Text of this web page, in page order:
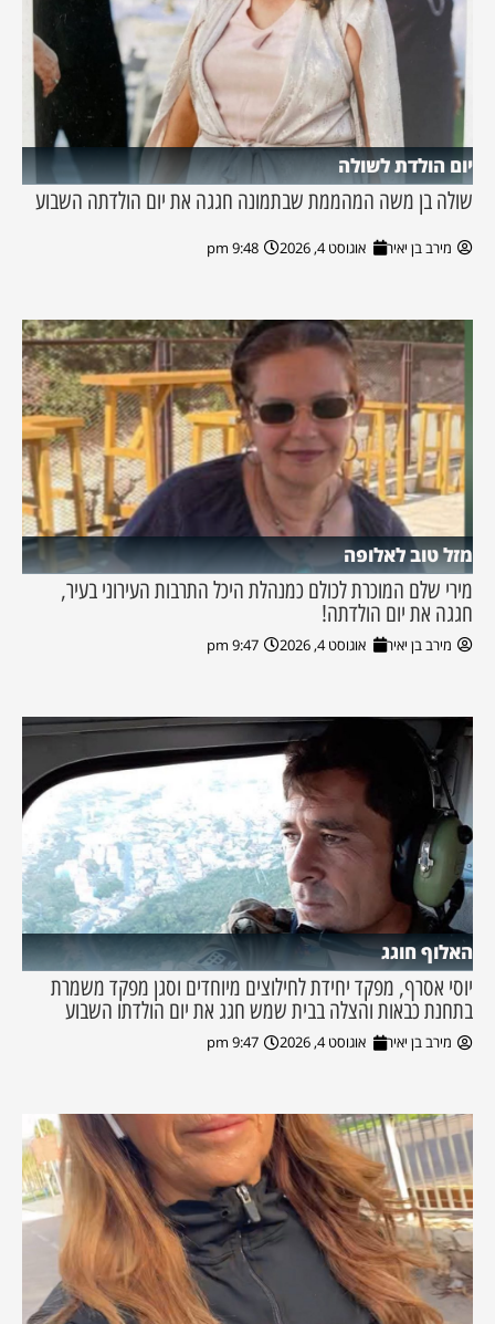
יום הולדת לשולה
שולה בן משה המהממת שבתמונה חגגה את יום הולדתה השבוע
מירב בן יאיר אוגוסט 4, 2026 9:48 pm
מזל טוב לאלופה
מירי שלם המוכרת לכולם כמנהלת היכל התרבות העירוני בעיר,
חגגה את יום הולדתה!
מירב בן יאיר אוגוסט 4, 2026 9:47 pm
האלוף חוגג
יוסי אסרף, מפקד יחידת לחילוצים מיוחדים וסגן מפקד משמרת
בתחנת כבאות והצלה בבית שמש חגג את יום הולדתו השבוע
מירב בן יאיר אוגוסט 4, 2026 9:47 pm